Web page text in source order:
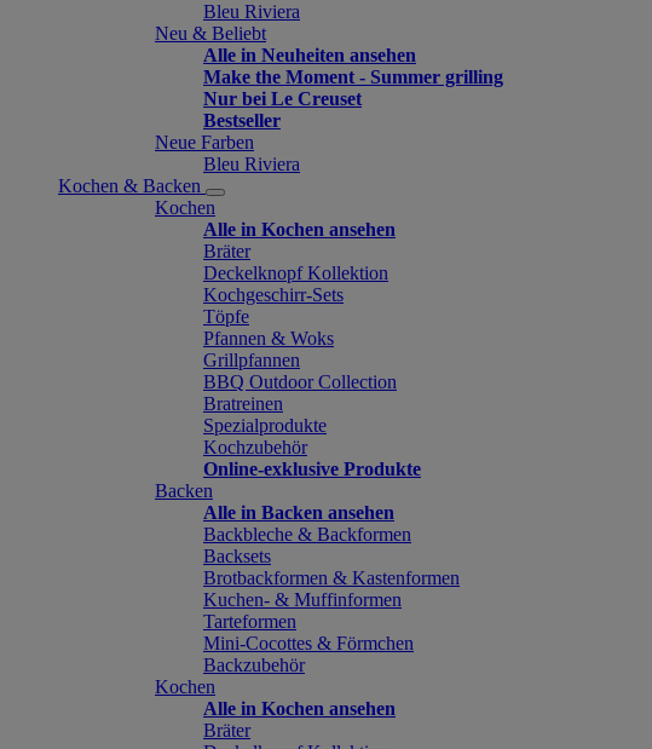
Bleu Riviera
Neu & Beliebt
Alle in Neuheiten ansehen
Make the Moment - Summer grilling
Nur bei Le Creuset
Bestseller
Neue Farben
Bleu Riviera
Kochen & Backen
Kochen
Alle in Kochen ansehen
Bräter
Deckelknopf Kollektion
Kochgeschirr-Sets
Töpfe
Pfannen & Woks
Grillpfannen
BBQ Outdoor Collection
Bratreinen
Spezialprodukte
Kochzubehör
Online-exklusive Produkte
Backen
Alle in Backen ansehen
Backbleche & Backformen
Backsets
Brotbackformen & Kastenformen
Kuchen- & Muffinformen
Tarteformen
Mini-Cocottes & Förmchen
Backzubehör
Kochen
Alle in Kochen ansehen
Bräter